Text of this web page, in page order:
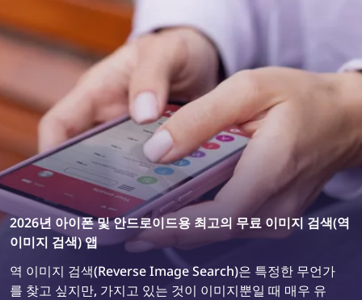
2026년 아이폰 및 안드로이드용 최고의 무료 이미지 검색(역
이미지 검색) 앱
역 이미지 검색(Reverse Image Search)은 특정한 무언가
를 찾고 싶지만, 가지고 있는 것이 이미지뿐일 때 매우 유